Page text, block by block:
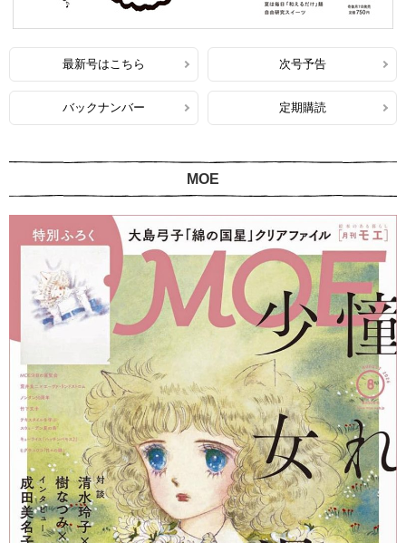
最新号はこちら 次号予告
バックナンバー 定期購読
MOE